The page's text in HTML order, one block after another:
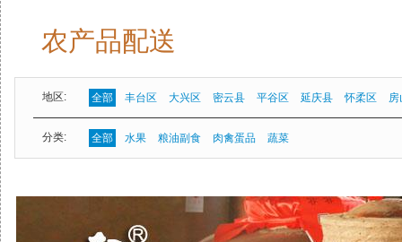
农产品配送
地区: 全部 丰台区 大兴区 密云县 平谷区 延庆县 怀柔区 房
分类: 全部 水果 粮油副食 肉禽蛋品 蔬菜